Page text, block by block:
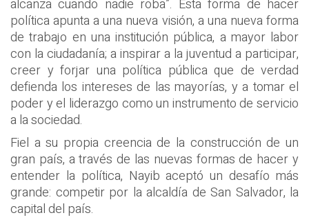
alcanza cuando nadie roba”. Esta forma de hacer
política apunta a una nueva visión, a una nueva forma
de trabajo en una institución pública, a mayor labor
con la ciudadanía; a inspirar a la juventud a participar,
creer y forjar una política pública que de verdad
defienda los intereses de las mayorías, y a tomar el
poder y el liderazgo como un instrumento de servicio
a la sociedad.
Fiel a su propia creencia de la construcción de un
gran país, a través de las nuevas formas de hacer y
entender la política, Nayib aceptó un desafío más
grande: competir por la alcaldía de San Salvador, la
capital del país.